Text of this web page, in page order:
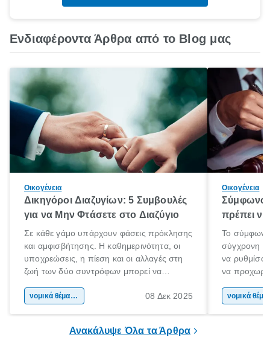
Ενδιαφέροντα Άρθρα από το Blog μας
Οικογένεια
Δικηγόροι Διαζυγίων: 5 Συμβουλές
για να Μην Φτάσετε στο Διαζύγιο
Σε κάθε γάμο υπάρχουν φάσεις πρόκλησης
και αμφισβήτησης. Η καθημερινότητα, οι
υποχρεώσεις, η πίεση και οι αλλαγές στη
ζωή των δύο συντρόφων μπορεί να
Όταν οι διαφωνίες πληθαίνουν και η
νομικά θέματα & συμβουλές 08 Δεκ 2025
Οικογένεια
Σύμφωνο
πρέπει να
Το σύμφωνο
σύγχρονη
να
να
θέλεις
Ανακάλυψε Όλα τα Άρθρα